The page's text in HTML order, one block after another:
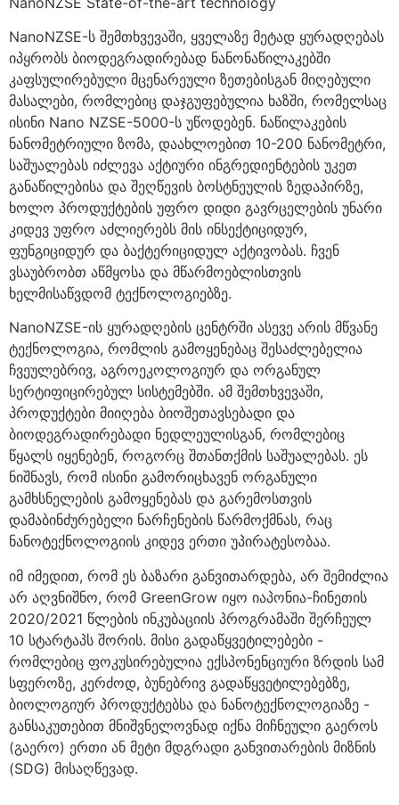
NanoNZSE-ს შემთხვევაში, ყველაზე მეტად ყურადღებას
იპყრობს ბიოდეგრადირებად ნანონაწილაკებში
კაფსულირებული მცენარეული ზეთებისგან მიღებული
მასალები, რომლებიც დაჯგუფებულია ხაზში, რომელსაც
ისინი Nano NZSE-5000-ს უწოდებენ. ნაწილაკების
ნანომეტრიული ზომა, დაახლოებით 10-200 ნანომეტრი,
საშუალებას იძლევა აქტიური ინგრედიენტების უკეთ
განაწილებისა და შეღწევის ბოსტნეულის ზედაპირზე,
ხოლო პროდუქტების უფრო დიდი გავრცელების უნარი
კიდევ უფრო აძლიერებს მის ინსექტიციდურ,
ფუნგიციდურ და ბაქტერიციდულ აქტივობას. ჩვენ
ვსაუბრობთ აწმყოსა და მწარმოებლისთვის
ხელმისაწვდომ ტექნოლოგიებზე.
NanoNZSE-ის ყურადღების ცენტრში ასევე არის მწვანე
ტექნოლოგია, რომლის გამოყენებაც შესაძლებელია
ჩვეულებრივ, აგროეკოლოგიურ და ორგანულ
სერტიფიცირებულ სისტემებში. ამ შემთხვევაში,
პროდუქტები მიიღება ბიოშეთავსებადი და
ბიოდეგრადირებადი ნედლეულისგან, რომლებიც
წყალს იყენებენ, როგორც შთანთქმის საშუალებას. ეს
ნიშნავს, რომ ისინი გამორიცხავენ ორგანული
გამხსნელების გამოყენებას და გარემოსთვის
დამაბინძურებელი ნარჩენების წარმოქმნას, რაც
ნანოტექნოლოგიის კიდევ ერთი უპირატესობაა.
იმ იმედით, რომ ეს ბაზარი განვითარდება, არ შემიძლია
არ აღვნიშნო, რომ GreenGrow იყო იაპონია-ჩინეთის
2020/2021 წლების ინკუბაციის პროგრამაში შერჩეულ
10 სტარტაპს შორის. მისი გადაწყვეტილებები -
რომლებიც ფოკუსირებულია ექსპონენციური ზრდის სამ
სფეროზე, კერძოდ, ბუნებრივ გადაწყვეტილებებზე,
ბიოლოგიურ პროდუქტებსა და ნანოტექნოლოგიაზე -
განსაკუთებით მნიშვნელოვნად იქნა მიჩნეული გაეროს
(გაერო) ერთი ან მეტი მდგრადი განვითარების მიზნის
(SDG) მისაღწევად.